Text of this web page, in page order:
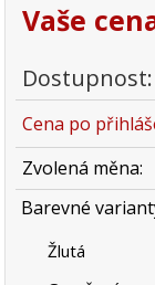
Vaše
Dostupnost:
Cena po
Zvolená měna:
Barevné
Žlutá